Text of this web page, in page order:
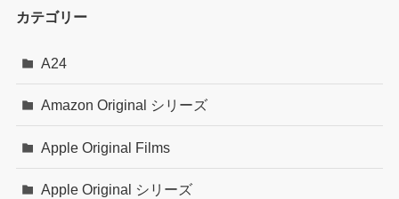
カテゴリー
A24
Amazon Original シリーズ
Apple Original Films
Apple Original シリーズ